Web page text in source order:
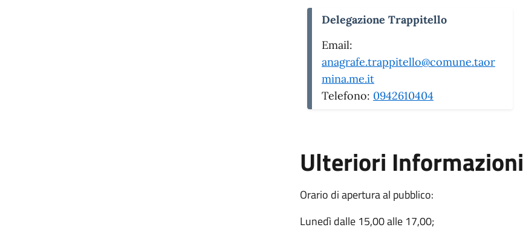
Delegazione Trappitello
Email:
anagrafe.trappitello@comune.taor
mina.me.it
Telefono: 0942610404
Ulteriori Informazioni
Orario di apertura al pubblico:
Lunedì dalle 15,00 alle 17,00;